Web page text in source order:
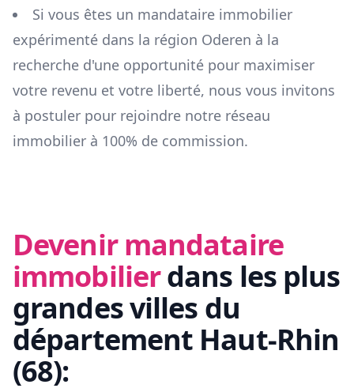
Si vous êtes un mandataire immobilier
expérimenté dans la région Oderen à la
recherche d'une opportunité pour maximiser
votre revenu et votre liberté, nous vous invitons
à postuler pour rejoindre notre réseau
immobilier à 100% de commission.
Devenir mandataire
immobilierdans les plus
grandes villes du
département Haut-Rhin
(68):